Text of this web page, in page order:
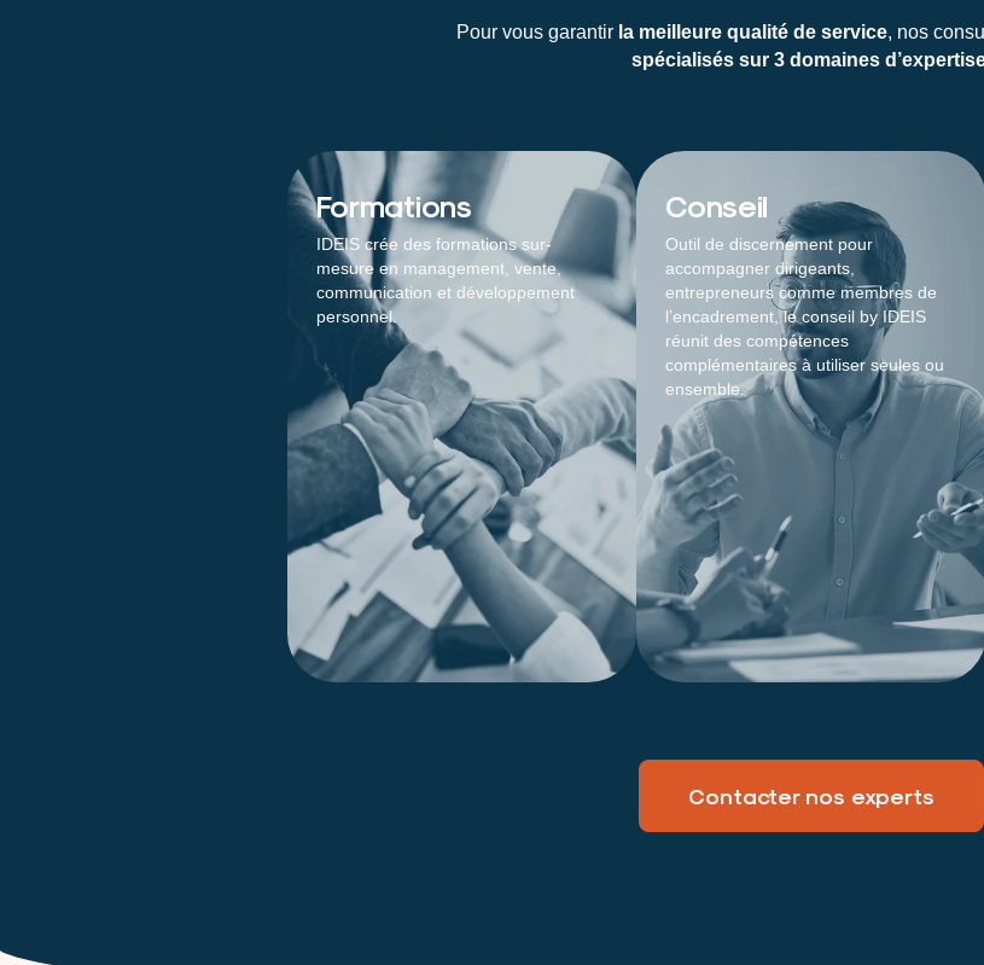
Pour vous garantir la meilleure qualité de service, nos
spécialisés sur 3 domaines
Formations
IDEIS crée des formations sur-
mesure en management, vente,
communication et développement
personnel.
Conseil
Outil de discernement pour
accompagner dirigeants,
entrepreneurs comme membres de
l’encadrement, le conseil by IDEIS
réunit des compétences
complémentaires à utiliser seules ou
ensemble.
Contacter nos experts